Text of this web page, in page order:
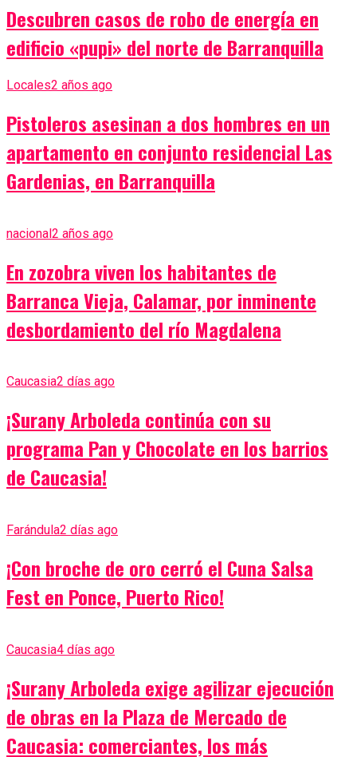
Descubren casos de robo de energía en
edificio «pupi» del norte de Barranquilla
Locales2 años ago
Pistoleros asesinan a dos hombres en un
apartamento en conjunto residencial Las
Gardenias, en Barranquilla
nacional2 años ago
En zozobra viven los habitantes de
Barranca Vieja, Calamar, por inminente
desbordamiento del río Magdalena
Caucasia2 días ago
¡Surany Arboleda continúa con su
programa Pan y Chocolate en los barrios
de Caucasia!
Farándula2 días ago
¡Con broche de oro cerró el Cuna Salsa
Fest en Ponce, Puerto Rico!
Caucasia4 días ago
¡Surany Arboleda exige agilizar ejecución
de obras en la Plaza de Mercado de
Caucasia: comerciantes, los más